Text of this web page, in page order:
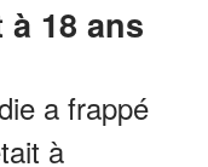
à 18 ans
a frappé
à